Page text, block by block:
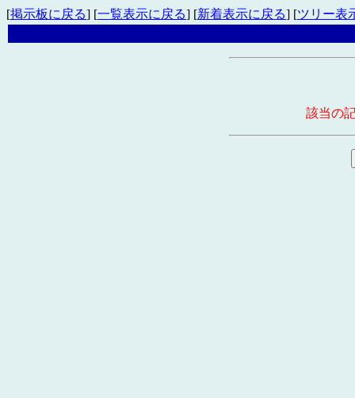
[掲示板に戻る] [一覧表示に戻る] [新着表示に戻る] [ツリー表
該当の